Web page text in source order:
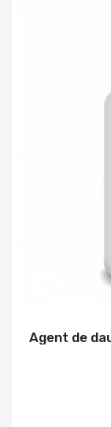
Agent de